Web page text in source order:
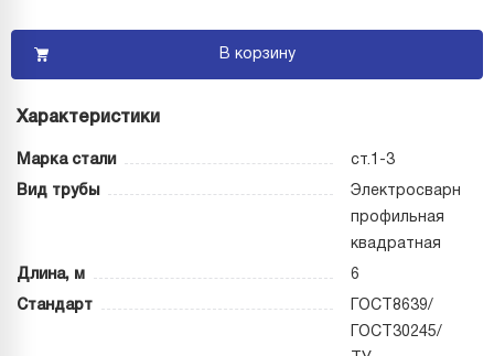
В корзину
Характеристики
Марка стали ст.1-3
Вид трубы
Электросварная
профильная
квадратная
Длина, м 6
Стандарт
ГОСТ8639/
ГОСТ30245/